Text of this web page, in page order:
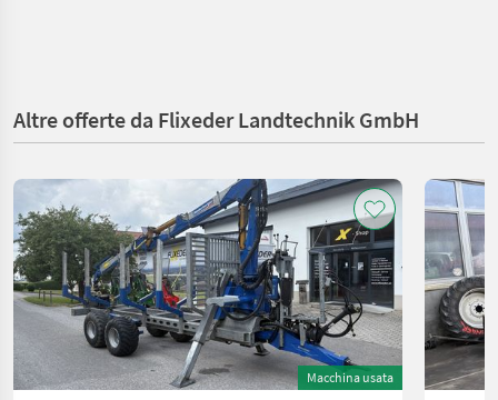
Altre offerte da Flixeder Landtechnik GmbH
Macchina usata